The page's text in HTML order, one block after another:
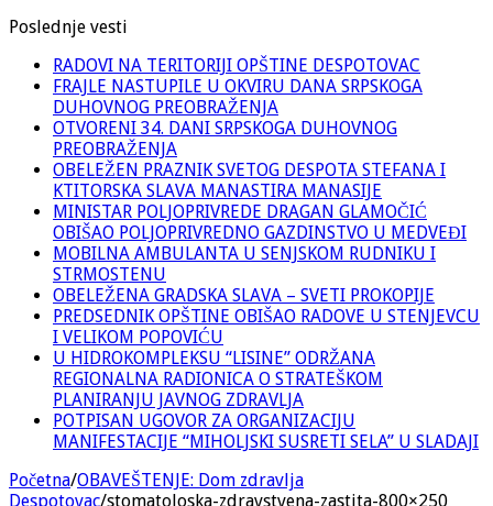
Poslednje vesti
RADOVI NA TERITORIJI OPŠTINE DESPOTOVAC
FRAJLE NASTUPILE U OKVIRU DANA SRPSKOGA
DUHOVNOG PREOBRAŽENJA
OTVORENI 34. DANI SRPSKOGA DUHOVNOG
PREOBRAŽENJA
OBELEŽEN PRAZNIK SVETOG DESPOTA STEFANA I
KTITORSKA SLAVA MANASTIRA MANASIJE
MINISTAR POLJOPRIVREDE DRAGAN GLAMOČIĆ
OBIŠAO POLJOPRIVREDNO GAZDINSTVO U MEDVEĐI
MOBILNA AMBULANTA U SENJSKOM RUDNIKU I
STRMOSTENU
OBELEŽENA GRADSKA SLAVA – SVETI PROKOPIJE
PREDSEDNIK OPŠTINE OBIŠAO RADOVE U STENJEVCU
I VELIKOM POPOVIĆU
U HIDROKOMPLEKSU “LISINE” ODRŽANA
REGIONALNA RADIONICA O STRATEŠKOM
PLANIRANJU JAVNOG ZDRAVLJA
POTPISAN UGOVOR ZA ORGANIZACIJU
MANIFESTACIJE “MIHOLJSKI SUSRETI SELA” U SLADAJI
Početna/OBAVEŠTENJE: Dom zdravlja
Despotovac/stomatoloska-zdravstvena-zastita-800×250